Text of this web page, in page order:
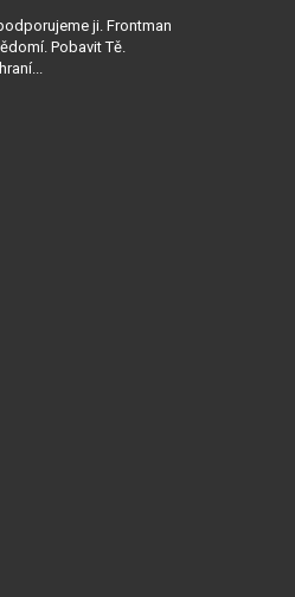
ji. Frontman
Pobavit Tě.